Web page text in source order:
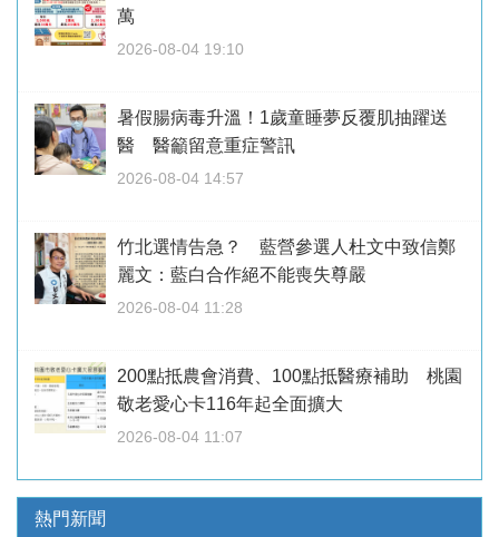
萬
2026-08-04 19:10
暑假腸病毒升溫！1歲童睡夢反覆肌抽躍送
醫 醫籲留意重症警訊
2026-08-04 14:57
竹北選情告急？ 藍營參選人杜文中致信鄭
麗文：藍白合作絕不能喪失尊嚴
2026-08-04 11:28
200點抵農會消費、100點抵醫療補助 桃園
敬老愛心卡116年起全面擴大
2026-08-04 11:07
熱門新聞